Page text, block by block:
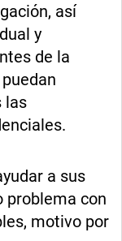
así
y
de la
las
a sus
problema con
motivo por